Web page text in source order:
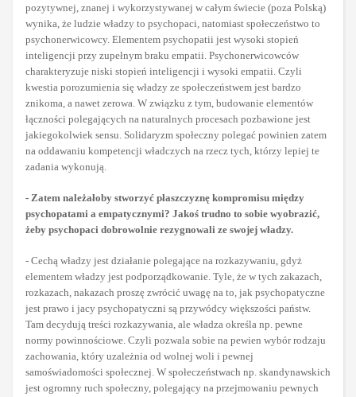
pozytywnej, znanej i wykorzystywanej w całym świecie (poza Polską)
wynika, że ludzie władzy to psychopaci, natomiast społeczeństwo to
psychonerwicowcy. Elementem psychopatii jest wysoki stopień
inteligencji przy zupełnym braku empatii. Psychonerwicowców
charakteryzuje niski stopień inteligencji i wysoki empatii. Czyli
kwestia porozumienia się władzy ze społeczeństwem jest bardzo
znikoma, a nawet zerowa. W związku z tym, budowanie elementów
łączności polegających na naturalnych procesach pozbawione jest
jakiegokolwiek sensu. Solidaryzm społeczny polegać powinien zatem
na oddawaniu kompetencji władczych na rzecz tych, którzy lepiej te
zadania wykonują.
- Zatem należałoby stworzyć płaszczyznę kompromisu między
psychopatami a empatycznymi? Jakoś trudno to sobie wyobrazić,
żeby psychopaci dobrowolnie rezygnowali ze swojej władzy.
- Cechą władzy jest działanie polegające na rozkazywaniu, gdyż
elementem władzy jest podporządkowanie. Tyle, że w tych zakazach,
rozkazach, nakazach proszę zwrócić uwagę na to, jak psychopatyczne
jest prawo i jacy psychopatyczni są przywódcy większości państw.
Tam decydują treści rozkazywania, ale władza określa np. pewne
normy powinnościowe. Czyli pozwala sobie na pewien wybór rodzaju
zachowania, który uzależnia od wolnej woli i pewnej
samoświadomości społecznej. W społeczeństwach np. skandynawskich
jest ogromny ruch społeczny, polegający na przejmowaniu pewnych